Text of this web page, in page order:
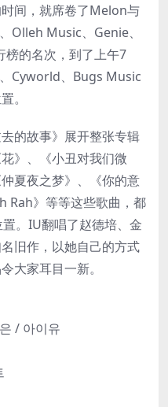
间，就席卷了Melon与
Olleh Music、Genie、
的名次，到了上午7
Cyworld、Bugs Music
。
的故事》展开整张专辑
》、《小丑对我们微
夏夜之梦》、《你的意
Rah》等等这些歌曲，都
。IU翻唱了赵德培、金
旧作，以她自己的方式
大家耳目一新。
/ 아이유